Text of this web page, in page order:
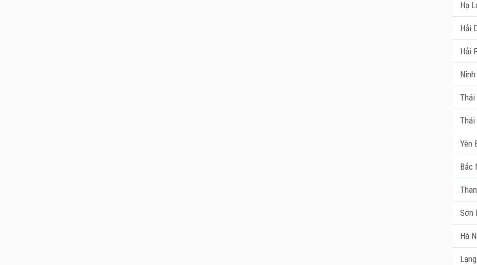
Hạ
Hải
Hải
Thái
Thái
Yên
Bắc
Sơn
Hà